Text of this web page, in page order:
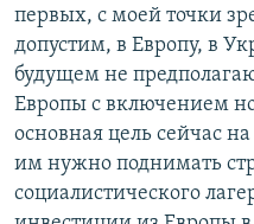
первых, с моей точки
допустим, в Европу, в
будущем не
Европы с включением
основная цель сейчас
им нужно поднимать
социалистического